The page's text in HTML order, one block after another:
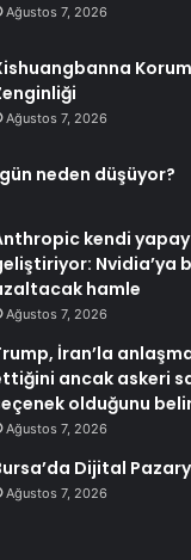
Ağustos 7, 2026
Ağustos 7, 2026
neden düşüyor?
kendi
Nvidia’ya
hamle
Ağustos 7, 2026
İran’la
ancak askeri
olduğunu
Ağustos 7, 2026
Dijital
Ağustos 7, 2026